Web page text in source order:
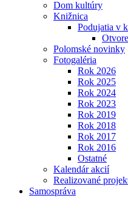
Dom kultúry
Knižnica
Podujatia v
Polomské novinky
Fotogaléria
Rok 2026
Rok 2025
Rok 2024
Rok 2023
Rok 2019
Rok 2018
Rok 2017
Rok 2016
Ostatné
Kalendár akcií
Realizované
Samospráva